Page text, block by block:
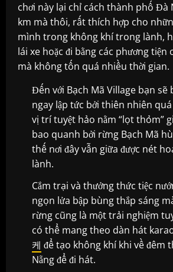
chơi này lại chỉ cách thành phố Đà
km mà thôi, rất thích hợp cho
mình trong không khí trong lành,
lái xe hoặc đi bằng các phương tiện
mà không tốn quá nhiều thời gian.
Đến với Bạch Mã Village bạn sẽ
ngay lập tức bởi thiên nhiên
vị trí tuyệt hảo nằm “lọt thỏm”
bao quanh bởi rừng Bạch Mã
thế nơi đây vẫn giữa được nét
lành.
Cắm trại và thưởng thức tiệc
ngọn lửa bập bùng thắp sáng
rừng cũng là một trải nghiệm
có thể mang theo dàn hát
케 để tạo không khí khi về đêm
Nẵng để đi hát.